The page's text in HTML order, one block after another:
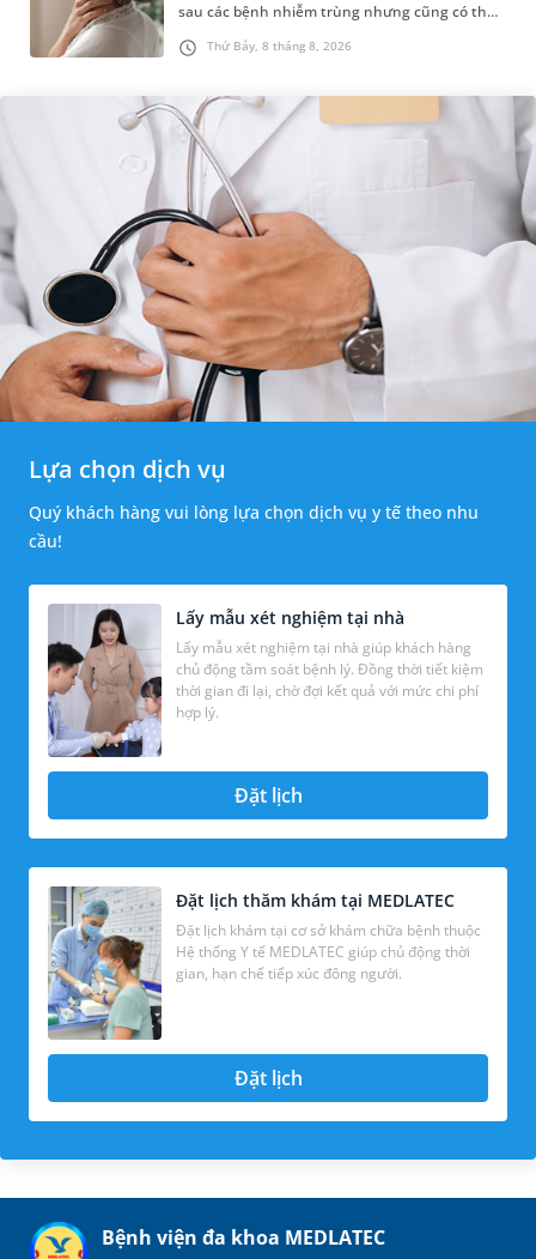
Thứ Bảy, 8 tháng 8, 2026
sau các bệnh nhiễm trùng nhưng cũng có thể
liên quan đến lao hạch hoặc ung thư. Để tìm
hiểu nguyên nhân gây viêm,...
Lựa chọn dịch vụ
Quý khách hàng vui lòng lựa chọn dịch vụ y tế theo nhu
cầu!
Lấy mẫu xét nghiệm tại nhà
Lấy mẫu xét nghiệm tại nhà giúp khách hàng
chủ động tầm soát bệnh lý. Đồng thời tiết kiệm
thời gian đi lại, chờ đợi kết quả với mức chi phí
hợp lý.
Đặt lịch
Đặt lịch thăm khám tại MEDLATEC
Đặt lịch khám tại cơ sở khám chữa bệnh thuộc
Hệ thống Y tế MEDLATEC giúp chủ động thời
gian, hạn chế tiếp xúc đông người.
Đặt lịch
Bệnh viện đa khoa MEDLATEC